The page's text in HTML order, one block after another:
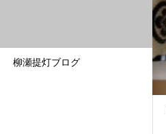
柳瀬提灯ブログ